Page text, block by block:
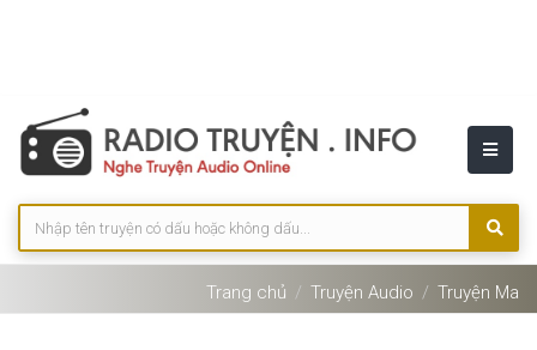
Trang chủ Truyện Audio Truyện Ma